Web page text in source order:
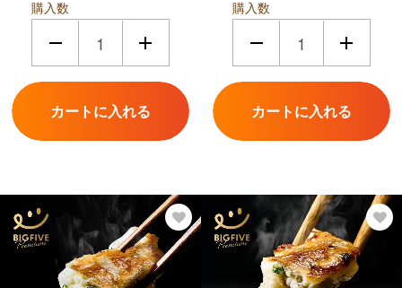
購入数 購入数